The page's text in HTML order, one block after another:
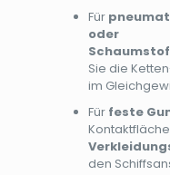
Für
oder
Sie die
im
Für feste
den